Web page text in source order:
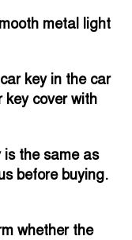
metal light
key in the car
key cover with
is the same as
before buying.
whether the